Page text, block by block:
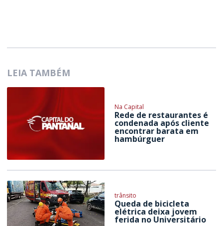
LEIA TAMBÉM
Na Capital
Rede de restaurantes é
condenada após cliente
encontrar barata em
hambúrguer
trânsito
Queda de bicicleta
elétrica deixa jovem
ferida no Universitário